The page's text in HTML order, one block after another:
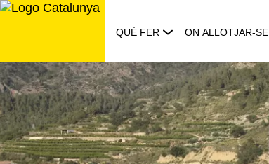
Saltar
QUÈ FER ON ALLOTJAR-SE